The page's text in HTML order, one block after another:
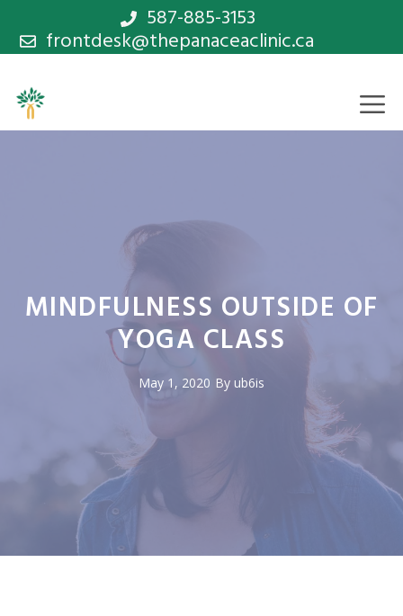
587-885-3153
frontdesk@thepanaceaclinic.ca
MINDFULNESS OUTSIDE OF
YOGA CLASS
May 1, 2020 By ub6is